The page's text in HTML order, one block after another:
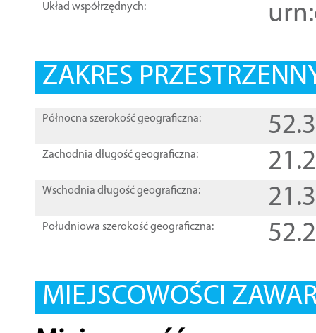
Układ współrzędnych:
ZAKRES
Północna szerokość geograficzna:
Zachodnia długość geograficzna:
Wschodnia długość geograficzna:
Południowa szerokość geograficzna:
MIEJSCOWOŚCI